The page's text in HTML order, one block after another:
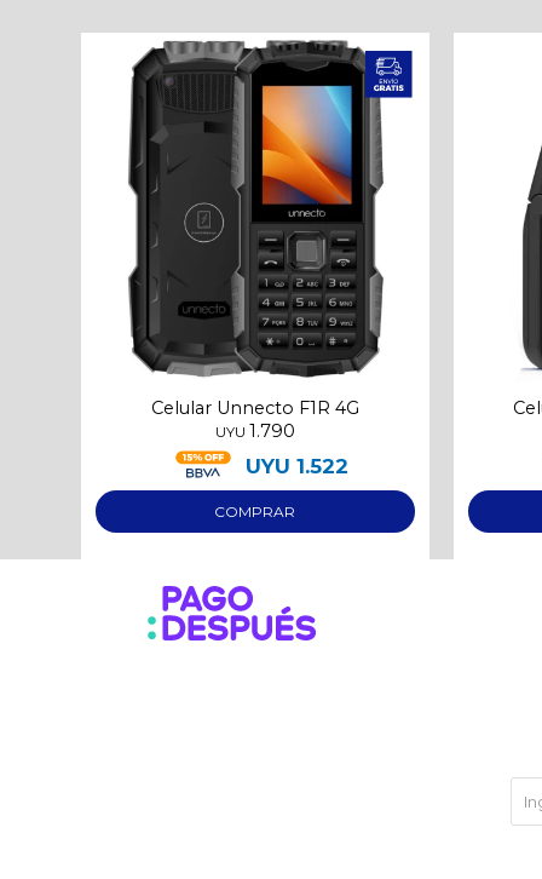
Celular Unnecto F1R 4G
UYU 1.790
UYU 1.522